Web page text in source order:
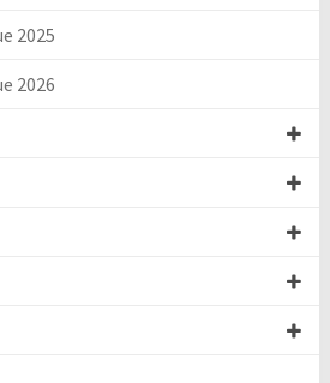
2025
2026